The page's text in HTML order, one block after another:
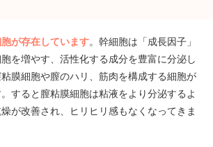
が存在しています。幹細胞は「成長因子」
を増やす、活性化する成分を豊富に分泌し
膜細胞や膣のハリ、筋肉を構成する細胞が
すると膣粘膜細胞は粘液をより分泌するよ
が改善され、ヒリヒリ感もなくなってきま